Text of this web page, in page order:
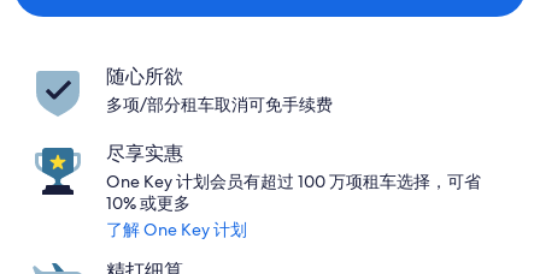
随心所欲
多项/部分租车取消可免手续费
尽享实惠
One Key 计划会员有超过 100 万项租车选择，可省
10% 或更多
了解 One Key 计划